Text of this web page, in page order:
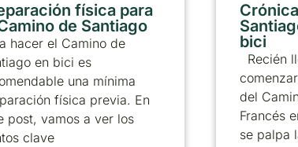
física para
de Santiago
hacer el Camino de
en bici es
una mínima
física previa. En
post, vamos a ver los
clave
bici
Recién
del
Francés
se palpa